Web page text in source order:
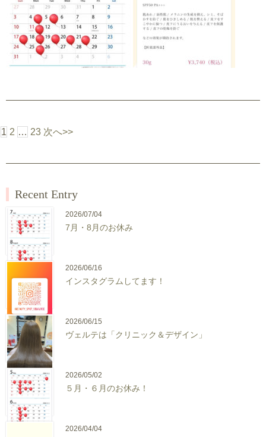
1 2 … 23 次へ>>
Recent Entry
2026/07/04
7月・8月のお休み
2026/06/16
インスタグラムしてます！
2026/06/15
ヴェルテは「クリニック＆デザイン」
2026/05/02
５月・６月のお休み！
2026/04/04